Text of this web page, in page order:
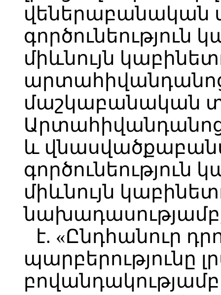
վեներաբանական
գործունեություն
միևնույն
մաշկաբանական
և
գործունեություն
միևնույն
է. «Ընդհանուր
պարբերությունը
բովանդակությամբ